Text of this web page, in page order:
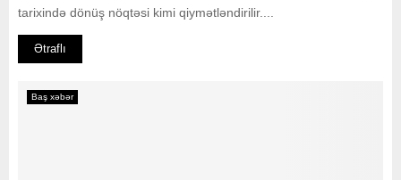
tarixində dönüş nöqtəsi kimi qiymətləndirilir....
Ətraflı
Baş xəbər